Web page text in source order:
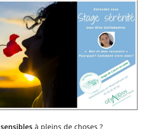
sensiblesà pleins de choses ?